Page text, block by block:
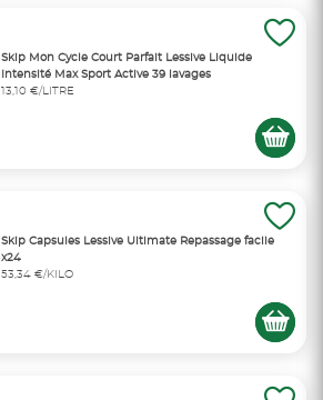
Skip Mon Cycle Court Parfait Lessive Liquide
Intensité Max Sport Active 39 lavages
13,10 €/LITRE
Skip Capsules Lessive Ultimate Repassage facile
x24
53,34 €/KILO